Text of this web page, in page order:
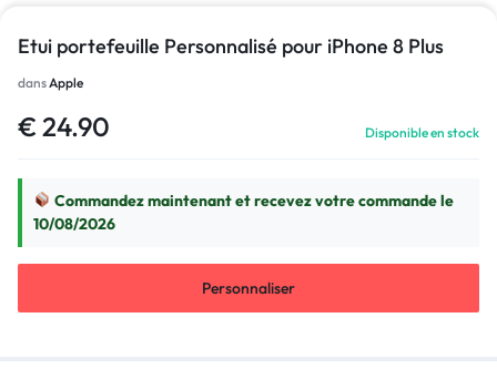
Etui portefeuille Personnalisé pour iPhone 8 Plus
dansApple
€ 24.90 Disponible en stock
Commandez maintenant et recevez votre commande le
10/08/2026
Personnaliser